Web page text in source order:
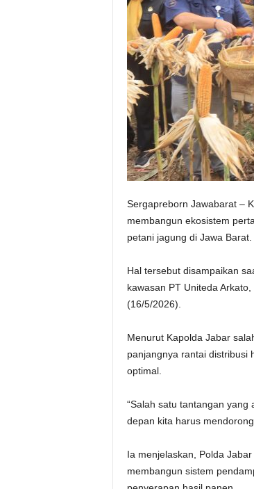
Sergapreborn Jawabarat –
membangun ekosistem
petani jagung di Jawa Barat.
Hal tersebut disampaikan
kawasan PT Uniteda
(16/5/2026).
Menurut Kapolda Jabar
panjangnya rantai distribusi
optimal.
“Salah satu tantangan
depan kita harus
Ia menjelaskan, Polda
membangun sistem